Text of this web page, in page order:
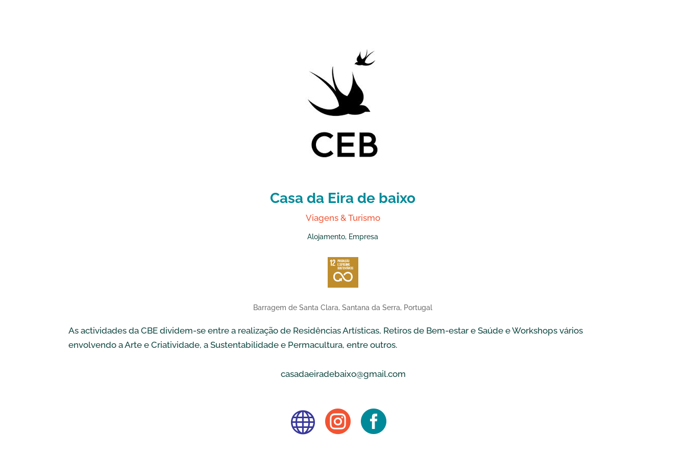
Casa da Eira de baixo
Viagens & Turismo
Alojamento, Empresa
Barragem de Santa Clara, Santana da Serra, Portugal
As actividades da CBE dividem-se entre a realização de Residências Artísticas, Retiros de Bem-estar e Saúde e Workshops vários
envolvendo a Arte e Criatividade, a Sustentabilidade e Permacultura, entre outros.
casadaeiradebaixo@gmail.com
  